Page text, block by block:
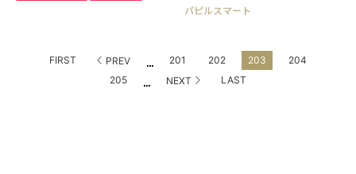
パピルスマート
FIRST PREV ... 201 202 203
204
205
... NEXT LAST